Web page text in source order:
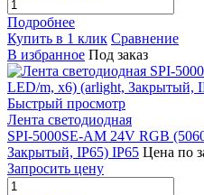
Подробнее
Купить в 1 клик Сравнение
В избранное Под заказ
Быстрый просмотр
Лента светодиодная
SPI-5000SE-AM 24V RGB
Закрытый, IP65) IP65 Цена по
Запросить цену